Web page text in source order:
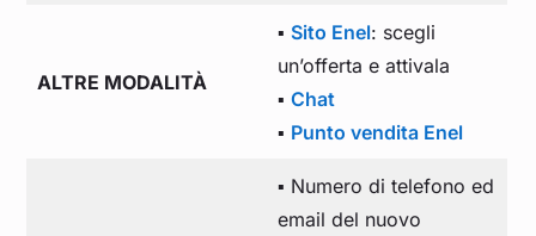
ALTRE MODALITÀ
▪️ Sito Enel: scegli
un’offerta e attivala
▪️Chat
▪️ Punto vendita Enel
▪️ Numero di telefono ed
email del nuovo